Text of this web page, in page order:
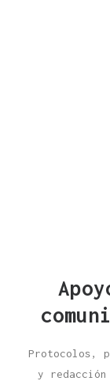
Protocolos,
y